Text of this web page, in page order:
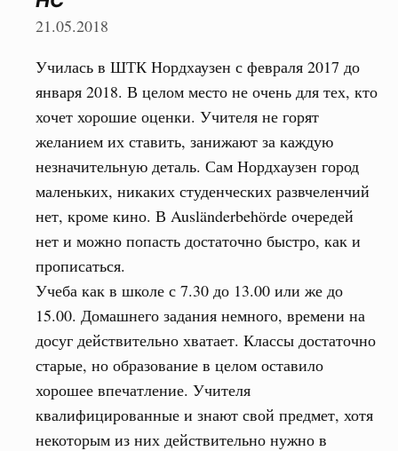
21.05.2018
Училась в ШТК Нордхаузен с февраля 2017 до
января 2018. В целом место не очень для тех, кто
хочет хорошие оценки. Учителя не горят
желанием их ставить, занижают за каждую
незначительную деталь. Сам Нордхаузен город
маленьких, никаких студенческих развчеленчий
нет, кроме кино. В Ausländerbehörde очередей
нет и можно попасть достаточно быстро, как и
прописаться.
Учеба как в школе с 7.30 до 13.00 или же до
15.00. Домашнего задания немного, времени на
досуг действительно хватает. Классы достаточно
старые, но образование в целом оставило
хорошее впечатление. Учителя
квалифицированные и знают свой предмет, хотя
некоторым из них действительно нужно в